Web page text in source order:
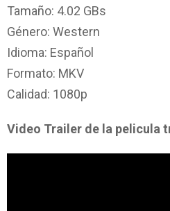
Tamaño: 4.02 GBs
Género: Western
Idioma: Español
Formato: MKV
Calidad: 1080p
Video Trailer de la pelicula